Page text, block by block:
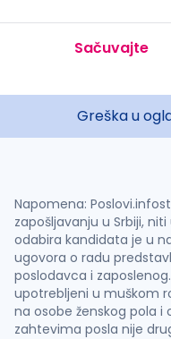
Sačuvajte
Greška u
Napomena:
zapošljavanju u Srbiji,
odabira kandidata je u
ugovora o radu
poslodavca i
upotrebljeni u muškom
na osobe ženskog pola
zahtevima posla nije